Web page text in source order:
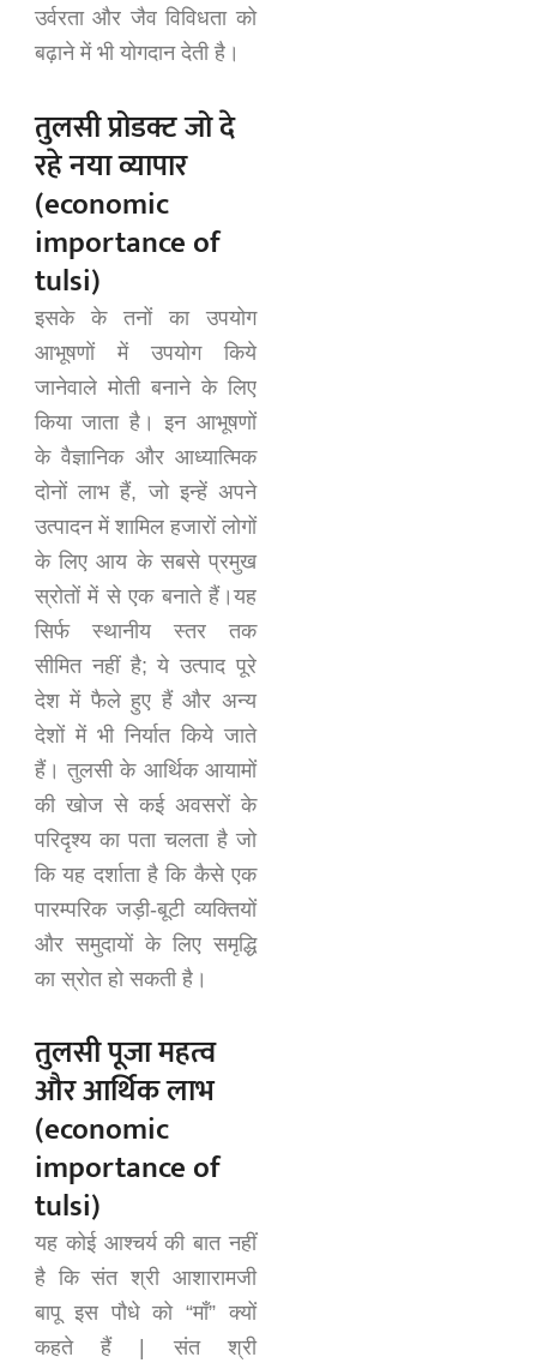
उर्वरता और जैव विविधता को
बढ़ाने में भी योगदान देती है।
तुलसी प्रोडक्ट जो दे
रहे नया व्यापार
(economic
importance of
tulsi)
इसके के तनों का उपयोग
आभूषणों में उपयोग किये
जानेवाले मोती बनाने के लिए
किया जाता है। इन आभूषणों
के वैज्ञानिक और आध्यात्मिक
दोनों लाभ हैं, जो इन्हें अपने
उत्पादन में शामिल हजारों लोगों
के लिए आय के सबसे प्रमुख
स्रोतों में से एक बनाते हैं।यह
सिर्फ स्थानीय स्तर तक
सीमित नहीं है; ये उत्पाद पूरे
देश में फैले हुए हैं और अन्य
देशों में भी निर्यात किये जाते
हैं। तुलसी के आर्थिक आयामों
की खोज से कई अवसरों के
परिदृश्य का पता चलता है जो
कि यह दर्शाता है कि कैसे एक
पारम्परिक जड़ी-बूटी व्यक्तियों
और समुदायों के लिए समृद्धि
का स्रोत हो सकती है।
तुलसी पूजा महत्व
और आर्थिक लाभ
(economic
importance of
tulsi)
यह कोई आश्चर्य की बात नहीं
है कि संत श्री आशारामजी
बापू इस पौधे को “माँ” क्यों
कहते हैं | संत श्री